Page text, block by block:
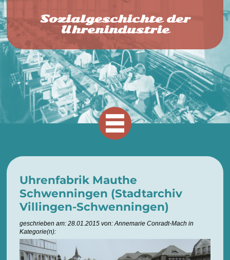
Sozialgeschichte der
Uhrenindustrie
Uhrenfabrik Mauthe
Schwenningen (Stadtarchiv
Villingen-Schwenningen)
geschrieben am: 28.01.2015 von: Annemarie Conradt-Mach in
Kategorie(n):